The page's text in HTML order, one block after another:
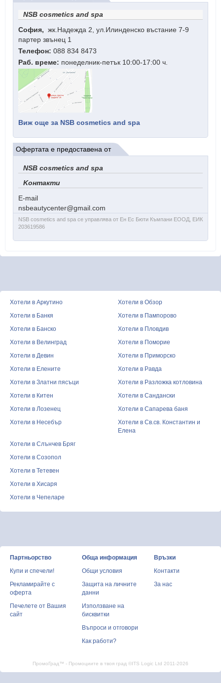
NSB cosmetics and spa
София, жк.Надежда 2, ул.Илинденско въстание 7-9
партер звънец 1
Телефон: 088 834 8473
Раб. време: понеделник-петък 10:00-17:00 ч.
Виж още за NSB cosmetics and spa
Офертата е предоставена от
NSB cosmetics and spa
Kонтакти
E-mail
nsbeautycenter@gmail com
NSB cosmetics and spa се управлява от Ен Ес Бюти Къмпани ЕООД, ЕИК
203619586
Хотели в Аркутино
Хотели в Банкя
Хотели в Банско
Хотели в Велинград
Хотели в Девин
Хотели в Елените
Хотели в Златни пясъци
Хотели в Китен
Хотели в Лозенец
Хотели в Несебър
Хотели в Обзор
Хотели в Пампорово
Хотели в Пловдив
Хотели в Поморие
Хотели в Приморско
Хотели в Равда
Хотели в Разложка котловина
Хотели в Сандански
Хотели в Сапарева баня
Хотели в Св.св. Константин и
Елена
Хотели в Слънчев Бряг
Хотели в Созопол
Хотели в Тетевен
Хотели в Хисаря
Хотели в Чепеларе
Партньорство
Купи и спечели!
Рекламирайте с
оферта
Печелете от Вашия
сайт
Обща информация
Общи условия
Защита на личните
данни
Използване на
бисквитки
Въпроси и отговори
Как работи?
Връзки
Контакти
За нас
ПромоГрад™ - Промоциите в твоя град ©ITS Logic Ltd 2011-2026